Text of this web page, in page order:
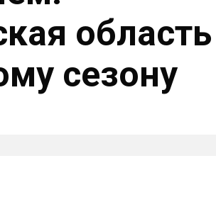
область
сезону